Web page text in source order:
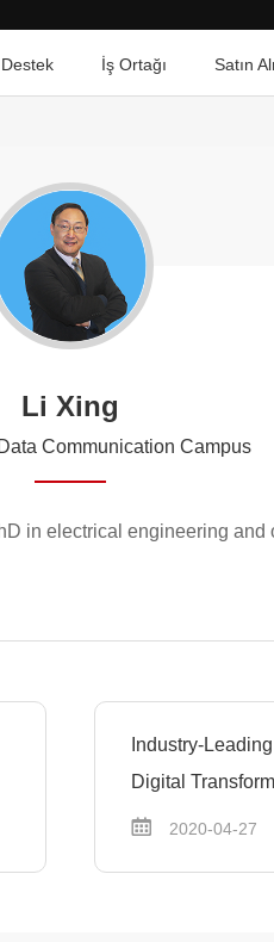
İş Ortağı Satın
Li Xing
Communication Campus
in electrical engineering
Industry-
Digital
2020-04-27